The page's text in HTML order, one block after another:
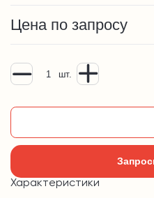
Цена по запросу
шт.
Характеристики